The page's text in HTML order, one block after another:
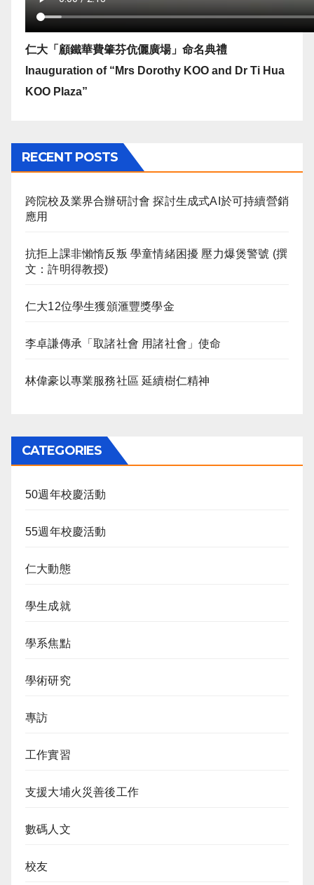
仁大「顧鐵華費肇芬伉儷廣場」命名典禮
Inauguration of “Mrs Dorothy KOO and Dr Ti Hua
KOO Plaza”
RECENT POSTS
跨院校及業界合辦研討會 探討生成式AI於可持續營銷
應用
抗拒上課非懶惰反叛 學童情緒困擾 壓力爆煲警號 (撰
文：許明得教授)
仁大12位學生獲頒滙豐獎學金
李卓謙傳承「取諸社會 用諸社會」使命
林偉豪以專業服務社區 延續樹仁精神
CATEGORIES
50週年校慶活動
55週年校慶活動
仁大動態
學生成就
學系焦點
學術研究
專訪
工作實習
支援大埔火災善後工作
數碼人文
校友